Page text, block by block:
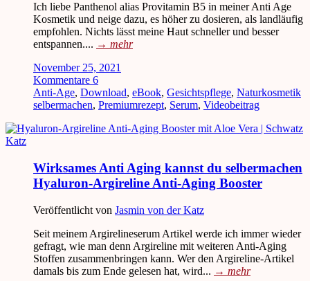
Ich liebe Panthenol alias Provitamin B5 in meiner Anti Age
Kosmetik und neige dazu, es höher zu dosieren, als landläufig
empfohlen. Nichts lässt meine Haut schneller und besser
entspannen.... → mehr
November 25, 2021
Kommentare 6
Anti-Age, Download, eBook, Gesichtspflege, Naturkosmetik
selbermachen, Premiumrezept, Serum, Videobeitrag
Wirksames Anti Aging kannst du selbermachen
Hyaluron-Argireline Anti-Aging Booster
Veröffentlicht von Jasmin von der Katz
Seit meinem Argirelineserum Artikel werde ich immer wieder
gefragt, wie man denn Argireline mit weiteren Anti-Aging
Stoffen zusammenbringen kann. Wer den Argireline-Artikel
damals bis zum Ende gelesen hat, wird... → mehr